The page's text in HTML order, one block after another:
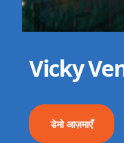
Vicky
डेमो आज़माएँ